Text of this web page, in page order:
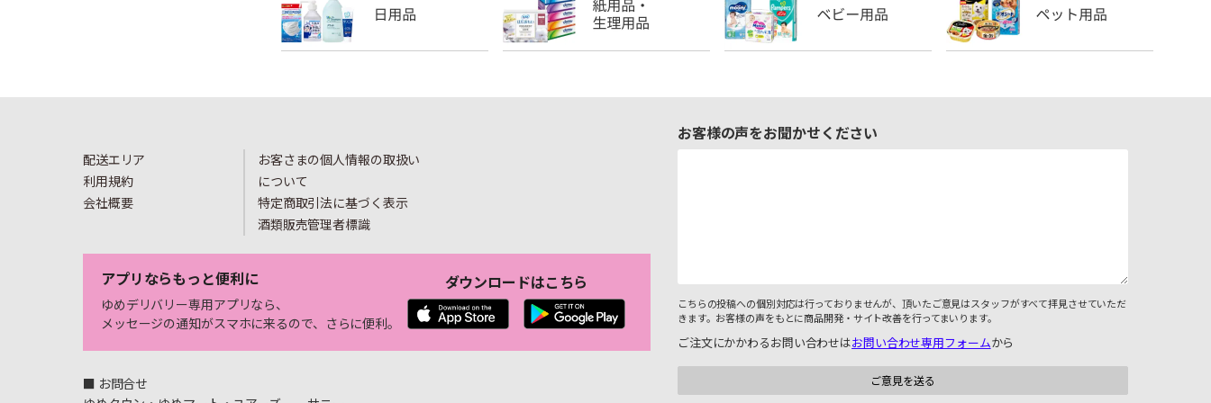
配送エリア
利用規約
会社概要
お客さまの個人情報の取扱い
について
特定商取引法に基づく表示
酒類販売管理者標識
アプリならもっと便利に
ゆめデリバリー専用アプリなら、
メッセージの通知がスマホに来るので、さらに便利。
ダウンロードはこちら
■ お問合せ
お客様の声をお聞かせください
こちらの投稿への個別対応は行っておりませんが、頂いたご意見はスタッフがすべて拝見させていただ
きます。お客様の声をもとに商品開発・サイト改善を行ってまいります。
ご注文にかかわるお問い合わせはお問い合わせ専用フォームから